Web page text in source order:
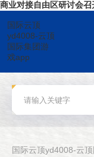
商业对接自由区研讨会
国际云顶
yd4008-云顶
国际集团游
戏app
国际云顶yd4008-云